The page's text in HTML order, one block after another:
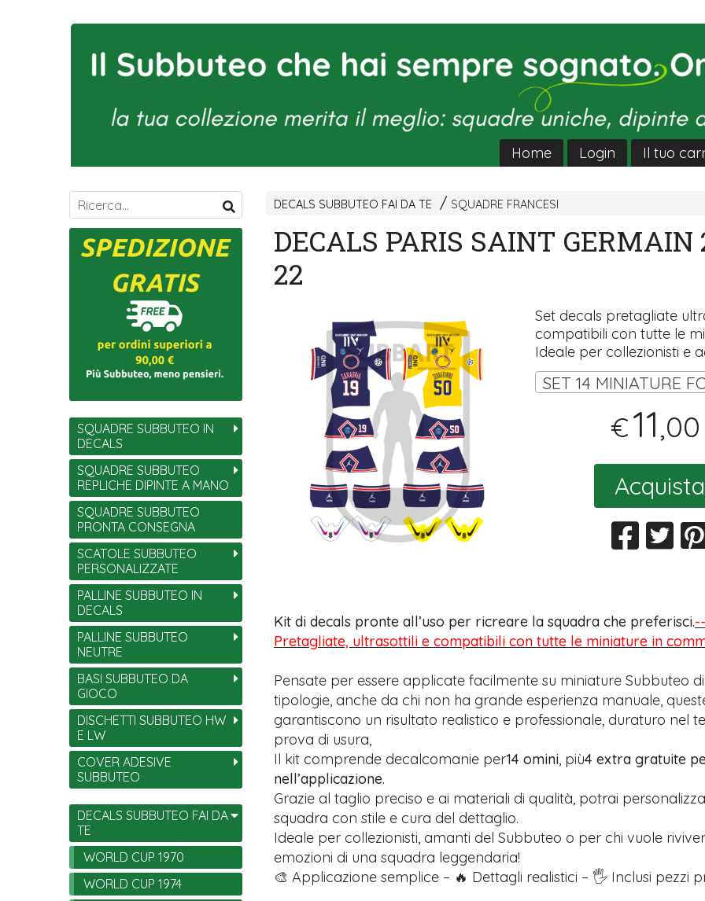
Home Login Il tuo
DECALS SUBBUTEO FAI DA TE SQUADRE FRANCESI
DECALS PARIS SAINT GERMAIN
22
Set decals pretagliate
compatibili con tutte le
Ideale per collezionisti e
€11,00
Acquista
Kit di decals pronte all’uso per ricreare la squadra che preferisci.
Pretagliate, ultrasottili e compatibili con tutte le miniature in
Pensate per essere applicate facilmente su miniature Subbuteo
tipologie, anche da chi non ha grande esperienza manuale,
garantiscono un risultato realistico e professionale, duraturo nel
prova di usura,
Il kit comprende decalcomanie per14 omini, più4 extra gratuite
nell’applicazione.
Grazie al taglio preciso e ai materiali di qualità, potrai
squadra con stile e cura del dettaglio.
Ideale per collezionisti, amanti del Subbuteo o per chi vuole
emozioni di una squadra leggendaria!
🎨 Applicazione semplice – 🔥 Dettagli realistici – 🖐️ Inclusi pezzi
SQUADRE SUBBUTEO IN
DECALS
SQUADRE SUBBUTEO
REPLICHE DIPINTE A MANO
SQUADRE SUBBUTEO
PRONTA CONSEGNA
SCATOLE SUBBUTEO
PERSONALIZZATE
PALLINE SUBBUTEO IN
DECALS
PALLINE SUBBUTEO
NEUTRE
BASI SUBBUTEO DA
GIOCO
DISCHETTI SUBBUTEO HW
E LW
COVER ADESIVE
SUBBUTEO
DECALS SUBBUTEO FAI DA
TE
WORLD CUP 1970
WORLD CUP 1974